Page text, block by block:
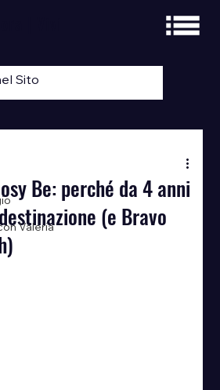
Valeria
Be: perché da 4 anni
(e Bravo